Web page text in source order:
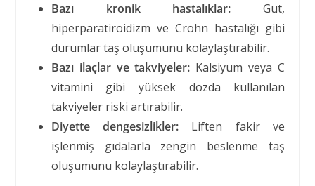
Bazı kronik hastalıklar: Gut,
hiperparatiroidizm ve Crohn hastalığı gibi
durumlar taş oluşumunu kolaylaştırabilir.
Bazı ilaçlar ve takviyeler: Kalsiyum veya C
vitamini gibi yüksek dozda kullanılan
takviyeler riski artırabilir.
Diyette dengesizlikler: Liften fakir ve
işlenmiş gıdalarla zengin beslenme taş
oluşumunu kolaylaştırabilir.